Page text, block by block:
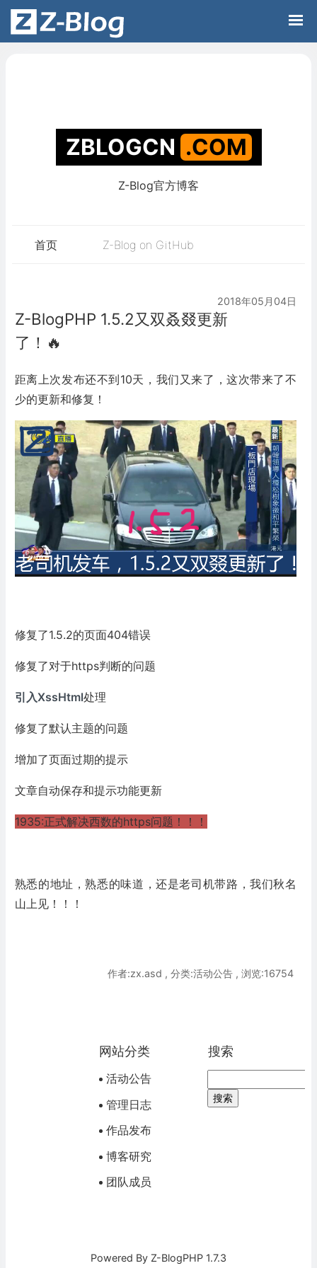
Z-Blog官方博客
首页 Z-Blog on GitHub
2018年05月04日
Z-BlogPHP 1.5.2又双叒叕更新
了！🔥
距离上次发布还不到10天，我们又来了，这次带来了不
少的更新和修复！
修复了1.5.2的页面404错误
修复了对于https判断的问题
引入XssHtml处理
修复了默认主题的问题
增加了页面过期的提示
文章自动保存和提示功能更新
1935:正式解决西数的https问题！！！
熟悉的地址，熟悉的味道，还是老司机带路，我们秋名
山上见！！！
作者:zx.asd , 分类:活动公告 , 浏览:16754
网站分类
活动公告
管理日志
作品发布
博客研究
团队成员
搜索
Powered By Z-BlogPHP 1.7.3